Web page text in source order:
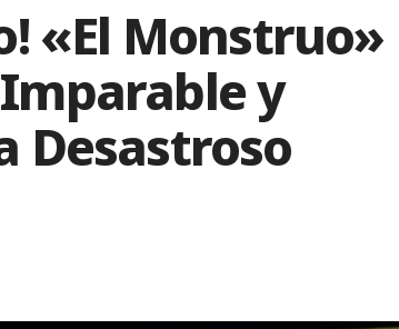
«El Monstruo»
y
Desastroso